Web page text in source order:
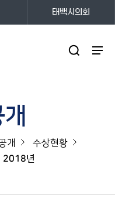
태백시의회
개
수상현황
2018년